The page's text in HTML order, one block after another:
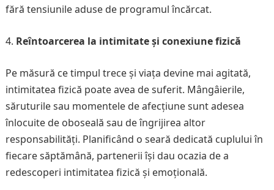
fără tensiunile aduse de programul încărcat.
Reîntoarcerea la intimitate și conexiune fizică
Pe măsură ce timpul trece și viața devine mai agitată,
intimitatea fizică poate avea de suferit. Mângâierile,
săruturile sau momentele de afecțiune sunt adesea
înlocuite de oboseală sau de îngrijirea altor
responsabilități. Planificând o seară dedicată cuplului în
fiecare săptămână, partenerii își dau ocazia de a
redescoperi intimitatea fizică și emoțională.